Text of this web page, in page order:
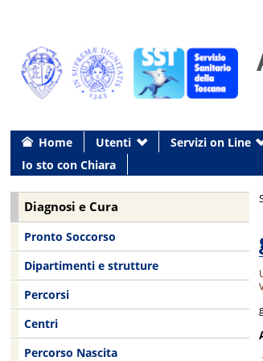
Home Utenti Servizi on Line
Io sto con Chiara
Diagnosi e Cura
Pronto Soccorso
Dipartimenti e strutture
Percorsi
Centri
Percorso Nascita